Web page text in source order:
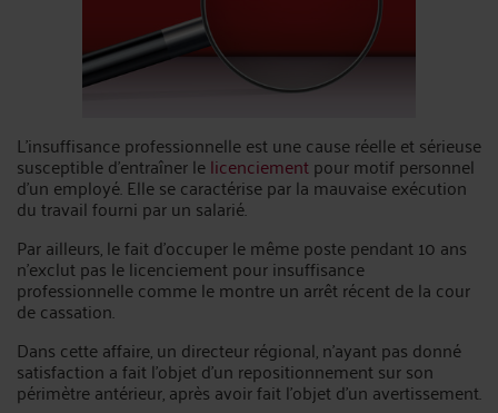
L’insuffisance professionnelle est une cause réelle et sérieuse
susceptible d’entraîner lelicenciementpour motif personnel
d’un employé. Elle se caractérise par la mauvaise exécution
du travail fourni par un salarié.
Par ailleurs, le fait d’occuper le même poste pendant 10 ans
n’exclut pas le licenciement pour insuffisance
professionnelle comme le montre un arrêt récent de la cour
de cassation.
Dans cette affaire, un directeur régional, n’ayant pas donné
satisfaction a fait l’objet d’un repositionnement sur son
périmètre antérieur, après avoir fait l’objet d’un avertissement.